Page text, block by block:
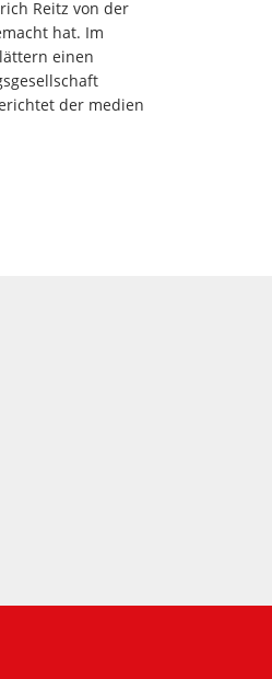
Reitz von der
hat. Im
einen
der medien